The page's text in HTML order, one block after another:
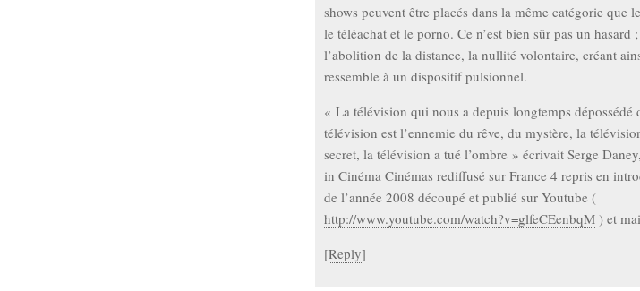
shows peuvent être placés dans la même catégorie que
le téléachat et le porno. Ce n’est bien sûr pas un hasard
l’abolition de la distance, la nullité volontaire, créant
ressemble à un dispositif pulsionnel.
« La télévision qui nous a depuis longtemps
télévision est l’ennemie du rêve, du mystère, la
secret, la télévision a tué l’ombre » écrivait Serge
in Cinéma Cinémas rediffusé sur France 4 repris en
de l’année 2008 découpé et publié sur Youtube (
http://www.youtube.com/watch?v=glfeCEenbqM ) et
[Reply]